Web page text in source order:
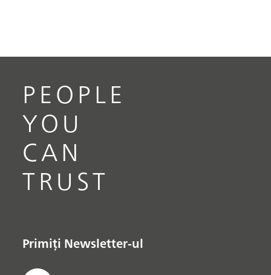
PEOPLE
YOU
CAN
TRUST
Primiți Newsletter-ul